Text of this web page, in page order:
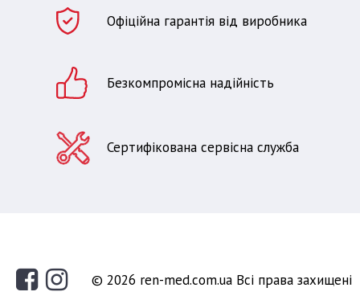
Офіційна гарантія від виробника
Безкомпромісна надійність
Сертифікована сервісна служба
© 2026 ren-med.com.ua Всі права захищені